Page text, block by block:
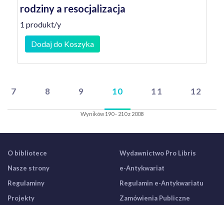
rodziny a resocjalizacja
1 produkt/y
Dodaj do Koszyka
7 8 9 10 11 12
Wyników 190 - 210 z 2008
O bibliotece
Nasze strony
Regulaminy
Projekty
Wydawnictwo Pro Libris
e-Antykwariat
Regulamin e-Antykwariatu
Zamówienia Publiczne